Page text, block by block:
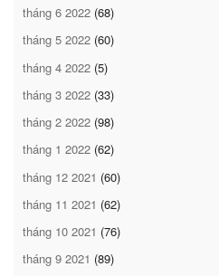
tháng 6 2022 (68)
tháng 5 2022 (60)
tháng 4 2022 (5)
tháng 3 2022 (33)
tháng 2 2022 (98)
tháng 1 2022 (62)
tháng 12 2021 (60)
tháng 11 2021 (62)
tháng 10 2021 (76)
tháng 9 2021 (89)